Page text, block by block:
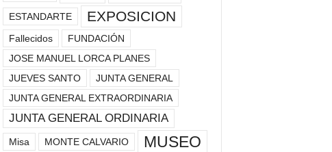
ESTANDARTE
EXPOSICION
Fallecidos
FUNDACIÓN
JOSE MANUEL LORCA PLANES
JUEVES SANTO
JUNTA GENERAL
JUNTA GENERAL EXTRAORDINARIA
JUNTA GENERAL ORDINARIA
Misa MONTE CALVARIO MUSEO